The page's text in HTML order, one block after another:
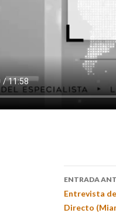
ENTRADA
Entrevista
Directo